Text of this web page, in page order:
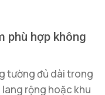
phù hợp không
tường đủ dài trong
rộng hoặc khu